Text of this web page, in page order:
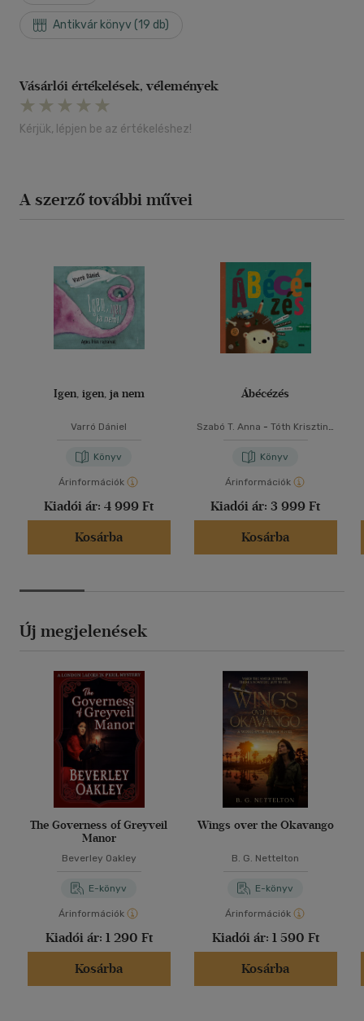
Antikvár könyv (19 db)
Vásárlói értékelések, vélemények
Kérjük, lépjen be az értékeléshez!
A szerző további művei
Igen, igen, ja nem
Varró Dániel
Könyv
Árinformációk
Kiadói ár: 4 999 Ft
Kosárba
Ábécézés
Szabó T. Anna - Tóth Krisztina
Könyv
Árinformációk
Kiadói ár: 3 999 Ft
Kosárba
Új megjelenések
The Governess of Greyveil
Manor
Beverley Oakley
E-könyv
Árinformációk
Kiadói ár: 1 290 Ft
Kosárba
Wings over the Okavango
B. G. Nettelton
E-könyv
Árinformációk
Kiadói ár: 1 590 Ft
Kosárba